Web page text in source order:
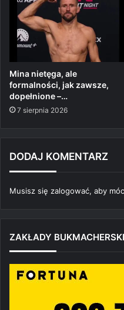
Mina nietęga, ale
formalności, jak zawsze,
dopełnione –…
7 sierpnia 2026
DODAJ KOMENTARZ
Musisz się zalogować, aby
ZAKŁADY